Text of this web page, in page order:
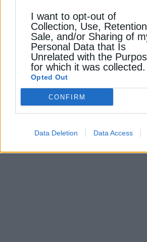
I want to opt-out of
Collection, Use,
Sale, and/or Sharing of
Personal Data that Is
Unrelated with the
for which it was collected.
Opted Out
CONFIRM
Data Deletion Data Access
ΔΙΕΘΝΗ
Η Γαλλία θα προσφέρει
ενεργειακό τομέα της
5 Φεβρουαρίου 2026